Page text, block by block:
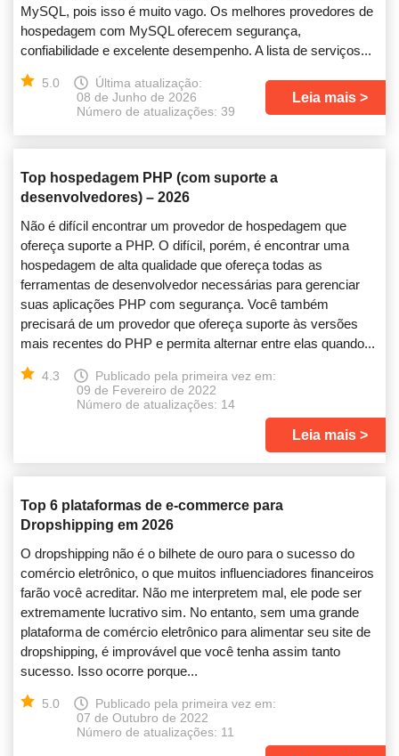
MySQL, pois isso é muito vago. Os melhores provedores de
hospedagem com MySQL oferecem segurança,
confiabilidade e excelente desempenho. A lista de serviços...
5.0
Última atualização:
08 de Junho de 2026
Número de atualizações: 39
Leia mais
Top hospedagem PHP (com suporte a
desenvolvedores) – 2026
Não é difícil encontrar um provedor de hospedagem que
ofereça suporte a PHP. O difícil, porém, é encontrar uma
hospedagem de alta qualidade que ofereça todas as
ferramentas de desenvolvedor necessárias para gerenciar
suas aplicações PHP com segurança. Você também
precisará de um provedor que ofereça suporte às versões
mais recentes do PHP e permita alternar entre elas quando...
4.3
Publicado pela primeira vez em:
09 de Fevereiro de 2022
Número de atualizações: 14
Leia mais
Top 6 plataformas de e-commerce para
Dropshipping em 2026
O dropshipping não é o bilhete de ouro para o sucesso do
comércio eletrônico, o que muitos influenciadores financeiros
farão você acreditar. Não me interpretem mal, ele pode ser
extremamente lucrativo sim. No entanto, sem uma grande
plataforma de comércio eletrônico para alimentar seu site de
dropshipping, é improvável que você tenha assim tanto
sucesso. Isso ocorre porque...
5.0
Publicado pela primeira vez em:
07 de Outubro de 2022
Número de atualizações: 11